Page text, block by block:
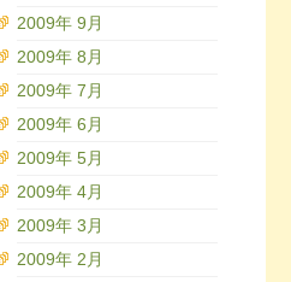
2009年 9月
2009年 8月
2009年 7月
2009年 6月
2009年 5月
2009年 4月
2009年 3月
2009年 2月